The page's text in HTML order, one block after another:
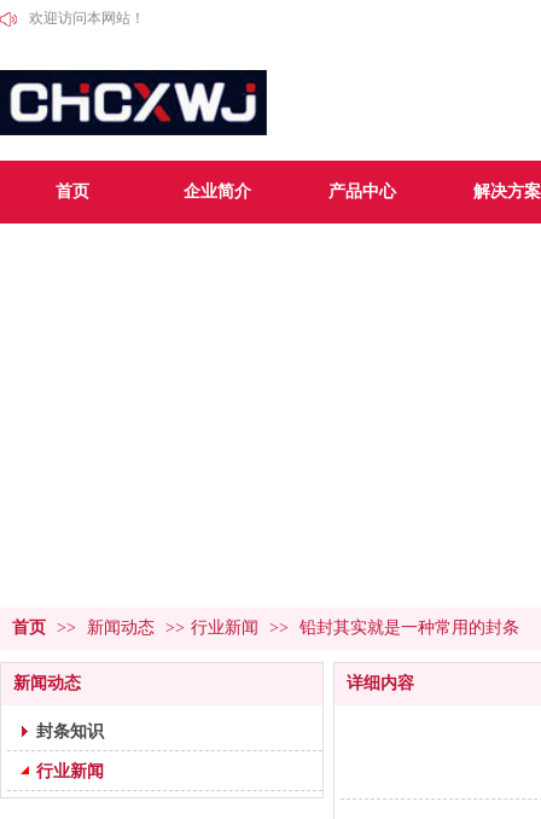
欢迎访问本网站！
首页 企业简介 产品中心 解决方案
首页 >> 新闻动态 >> 行业新闻 >> 铅封其实就是一种常用的封条
新闻动态
封条知识
行业新闻
详细内容